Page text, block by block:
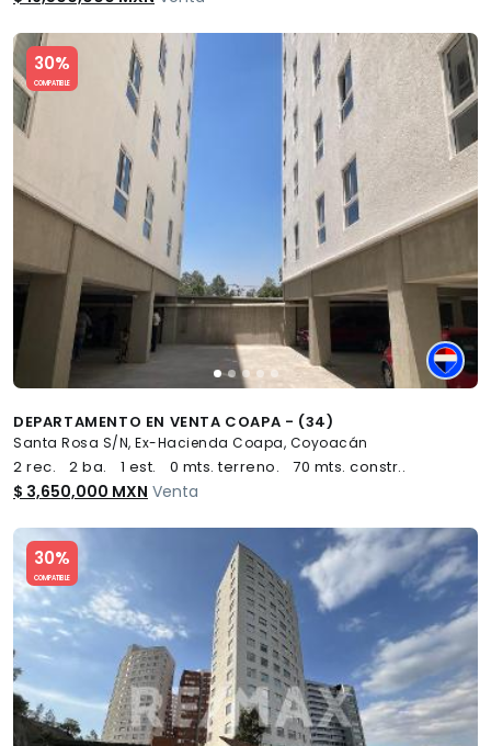
30%
COMPATIBLE
Slide 1 of 5
DEPARTAMENTO EN VENTA COAPA - (34)
Santa Rosa S/N, Ex-Hacienda Coapa, Coyoacán
2 rec. 2 ba. 1 est. 0 mts. terreno. 70 mts. constr..
$ 3,650,000 MXN Venta
30%
COMPATIBLE
Slide 1 of 5